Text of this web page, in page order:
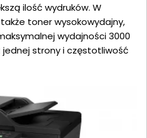
ilość wydruków. ‌W
toner wysokowydajny,
wydajności 3000
strony i częstotliwość